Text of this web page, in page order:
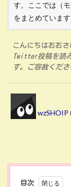
す。ここでは（
をまとめていま
こんにちはおお
Twitter投稿を読
す。ご容赦くださ
wzSHOIP
目次